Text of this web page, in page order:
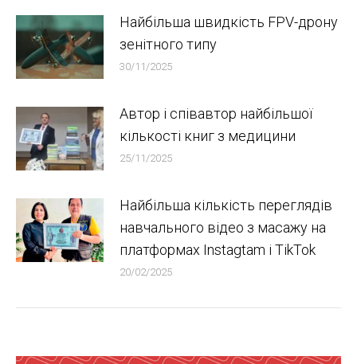
Найбільша швидкість FPV-дрону
зенітного типу
30/11/2025
Автор і співавтор найбільшої
кількості книг з медицини
25/11/2025
Найбільша кількість переглядів
навчального відео з масажу на
платформах Instagtam i TikTok
20/02/2025